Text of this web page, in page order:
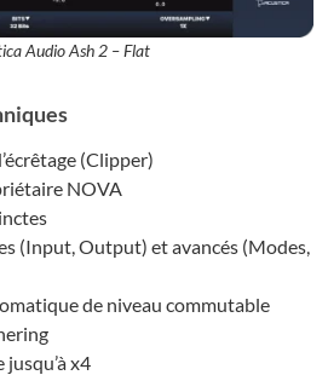
Audio Ash 2 – Flat
(Clipper)
NOVA
(Input, Output) et avancés (Modes,
de niveau commutable
x4